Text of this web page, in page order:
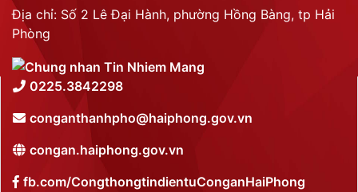
Địa chỉ: Số 2 Lê Đại Hành, phường Hồng Bàng, tp Hải
Phòng
0225.3842298
conganthanhpho@haiphong.gov.vn
congan.haiphong.gov.vn
fb.com/CongthongtindientuConganHaiPhong